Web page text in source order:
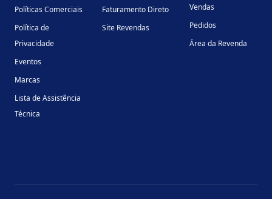
Políticas Comerciais
Política de
Privacidade
Eventos
Marcas
Lista de Assistência
Técnica
Faturamento Direto
Site Revendas
Vendas
Pedidos
Área da Revenda